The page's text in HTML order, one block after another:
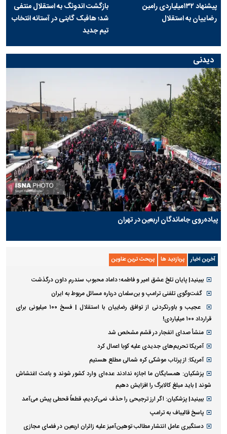
پیشنهاد ۱۳۲میلیاردی رامین
رضاییان به استقلال
بازگشت اندونگ به استقلال منتفی
شد؛ هافبک گابنی در آستانه انتخاب
تیم جدید
دیدنی
پیاده‌روی جاماندگان اربعین در تهران
آخرین اخبار پربازدید ها پربحث ترین عناوین
ببینید| پایان تلخ عشق امیر و فاطمه؛ داماد محبوب سندرم داون درگذشت
گفت‌وگوی تلفنی ترامپ و بن‌سلمان درباره مسائل مربوط به ایران
عجیب و باورنکردنی از توافق رضاییان با استقلال | فسخ ۱۰۰ میلیونی برای
قرارداد ۱۰۰ میلیاردی!
منشأ صدای انفجار در قشم مشخص شد
آمریکا تحریم‌های جدیدی علیه کوبا اعمال کرد
آمریکا: از پرتاب موشکی کره شمالی مطلع هستیم
پزشکیان: همسایگان ما اجازه ندادند عده‌ای وارد کشور شوند و باعث اغتشاش
شوند | باید مبلغ کالابرگ را افزایش دهیم
ببینید| پزشکیان: اگر ارز ترجیحی را حذف نمی‌کردیم، قطعاً قحطی پیش می‌آمد
پاسخ قالیباف به ترامپ
دستگیری عامل انتشار مطالب توهین‌آمیز علیه زائران اربعین در فضای مجازی